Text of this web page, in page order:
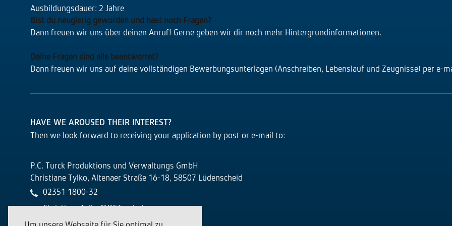
Ausbildungsdauer: 2 Jahre
Bist du neugierig geworden und hast noch Fragen?
Dann freuen wir uns über deinen Anruf! Gerne geben wir dir noch mehr Hintergrundinformationen.
Deine Fragen sind alle beantwortet?
Dann freuen wir uns auf deine vollständigen Bewerbungsunterlagen (Anschreiben, Lebenslauf und Zeugnisse) per e-
HAVE WE AROUSED THEIR INTEREST?
Then we look forward to receiving your application by post or e-mail to:
P.C. Turck Produktions und Verwaltungs GmbH
Christiane Tylko, Altenaer Straße 16-18, 58507 Lüdenscheid
02351 1800-32
Christiane.Tylko@PCTurck.de